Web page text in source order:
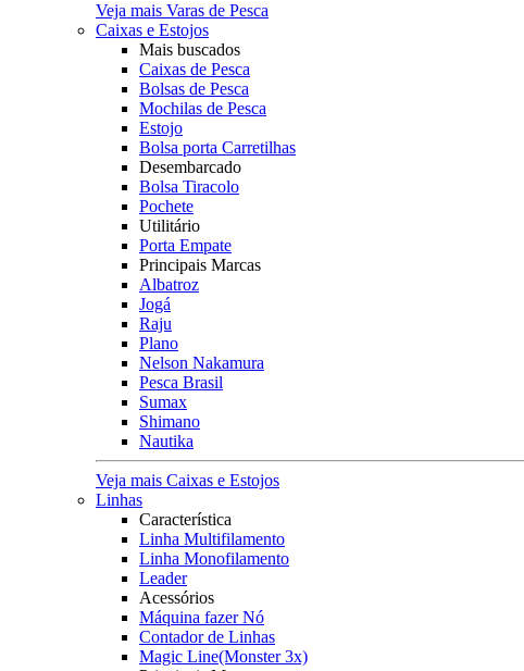
Veja mais Varas de Pesca
Caixas e Estojos
Mais buscados
Caixas de Pesca
Bolsas de Pesca
Mochilas de Pesca
Estojo
Bolsa porta Carretilhas
Desembarcado
Bolsa Tiracolo
Pochete
Utilitário
Porta Empate
Principais Marcas
Albatroz
Jogá
Raju
Plano
Nelson Nakamura
Pesca Brasil
Sumax
Shimano
Nautika
Veja mais Caixas e Estojos
Linhas
Característica
Linha Multifilamento
Linha Monofilamento
Leader
Acessórios
Máquina fazer Nó
Contador de Linhas
Magic Line(Monster 3x)